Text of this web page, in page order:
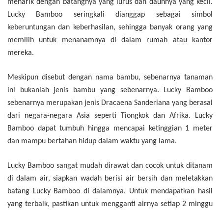
menarik dengan batangnya yang lurus dan daunnya yang kecil.
Lucky Bamboo seringkali dianggap sebagai simbol
keberuntungan dan keberhasilan, sehingga banyak orang yang
memilih untuk menanamnya di dalam rumah atau kantor
mereka.
Meskipun disebut dengan nama bambu, sebenarnya tanaman
ini bukanlah jenis bambu yang sebenarnya. Lucky Bamboo
sebenarnya merupakan jenis Dracaena Sanderiana yang berasal
dari negara-negara Asia seperti Tiongkok dan Afrika. Lucky
Bamboo dapat tumbuh hingga mencapai ketinggian 1 meter
dan mampu bertahan hidup dalam waktu yang lama.
Lucky Bamboo sangat mudah dirawat dan cocok untuk ditanam
di dalam air, siapkan wadah berisi air bersih dan meletakkan
batang Lucky Bamboo di dalamnya. Untuk mendapatkan hasil
yang terbaik, pastikan untuk mengganti airnya setiap 2 minggu